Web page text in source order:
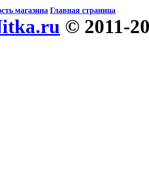
магазина Главная страница
© 2011-